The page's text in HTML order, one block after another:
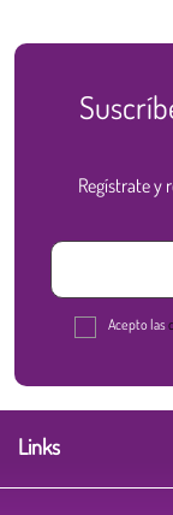
Regístrate y
Acepto las
Links